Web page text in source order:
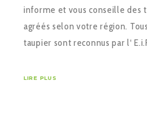
informe et vous conseille des
agréés selon votre région.
taupier sont reconnus par l‘
LIRE PLUS